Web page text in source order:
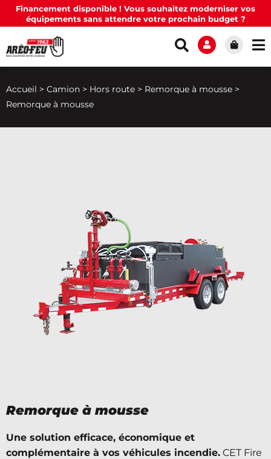
Financement disponible ! Vous souhaitez moderniser vos
équipements sans attendre votre prochain budget ?
Accueil > Camion > Hors route > Remorque à mousse >
Remorque à mousse
Remorque à mousse
Une solution efficace, économique et
complémentaire à vos véhicules incendie. CET Fire